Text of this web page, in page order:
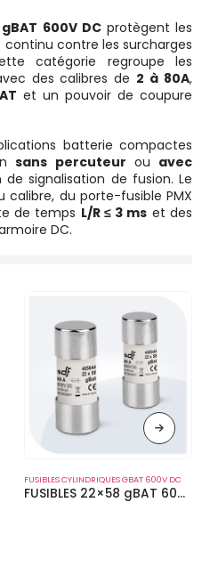
600V DCprotègent les
contre les surcharges
catégorie regroupe les
des calibres de 2 à 80A,
et un pouvoir de coupure
batterie compactes
sans percuteur ou avec
de signalisation de fusion. Le
du porte-fusible PMX
de temps L/R ≤ 3 ms et des
DC.
FUSIBLES CYLINDRIQUES GBAT 600V DC
FUSIBLES 22×58 gBAT 600V DC